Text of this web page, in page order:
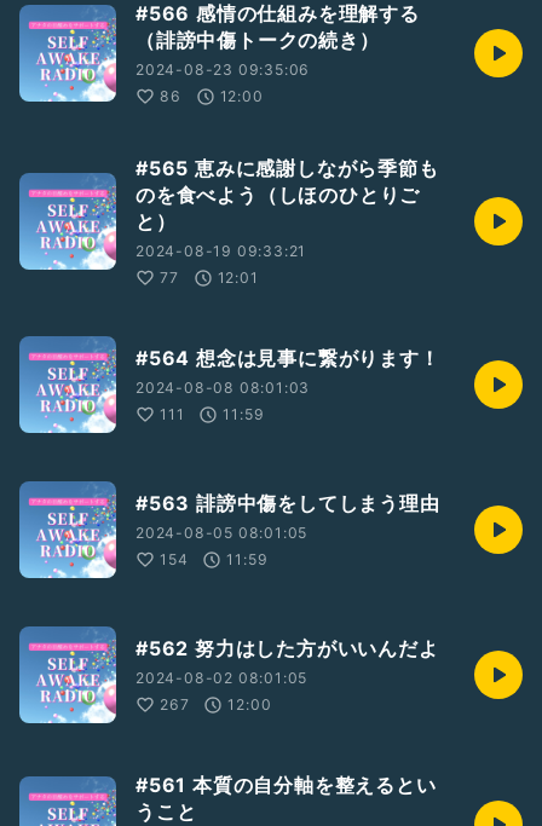
#566 感情の仕組みを理解する
（誹謗中傷トークの続き）
2024-08-23 09:35:06
86
12:00
#565 恵みに感謝しながら季節も
のを食べよう（しほのひとりご
と）
2024-08-19 09:33:21
77
12:01
#564 想念は見事に繋がります！
2024-08-08 08:01:03
111
11:59
#563 誹謗中傷をしてしまう理由
2024-08-05 08:01:05
154
11:59
#562 努力はした方がいいんだよ
2024-08-02 08:01:05
267
12:00
#561 本質の自分軸を整えるとい
うこと